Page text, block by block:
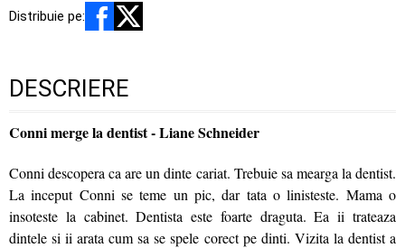
Distribuie pe:
DESCRIERE
Conni merge la dentist - Liane Schneider
Conni descopera ca are un dinte cariat. Trebuie sa mearga la dentist.
La inceput Conni se teme un pic, dar tata o linisteste. Mama o
insoteste la cabinet. Dentista este foarte draguta. Ea ii trateaza
dintele si ii arata cum sa se spele corect pe dinti. Vizita la dentist a